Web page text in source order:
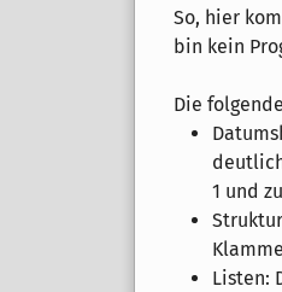
So, hier
bin kein
Die
1 und
Listen: